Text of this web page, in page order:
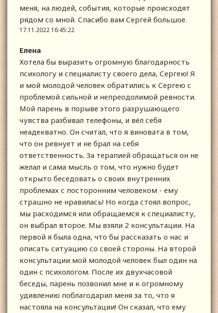
меня, на людей, события, которые происходят
рядом со мной. Спасибо вам Сергей большое.
17.11.2022 16:45:22
Елена
Хотела бы выразить огромную благодарность
психологу и специалисту своего дела, Сергею! Я
и мой молодой человек обратились к Сергею с
проблемой сильной и непреодолимой ревности.
Мой парень в порыве этого разрушающего
чувства разбивал телефоны, и вёл себя
неадекватно. Он считал, что я виновата в том,
что он ревнует и не брал на себя
ответственность. За терапией обращаться он не
желал и сама мысль о том, что нужно будет
открыто беседовать о своих внутренних
проблемах с посторонним человеком - ему
страшно не нравилась! Но когда стоял вопрос,
мы расходимся или обращаемся к специалисту,
он выбрал второе. Мы взяли 2 консультации. На
первой я была одна, что бы рассказать о нас и
описать ситуацию со своей стороны. На второй
консультации мой молодой человек был один на
один с психологом. После их двухчасовой
беседы, парень позвонил мне и к огромному
удивлению поблагодарил меня за то, что я
настояла на консультации! Он сказал, что ему